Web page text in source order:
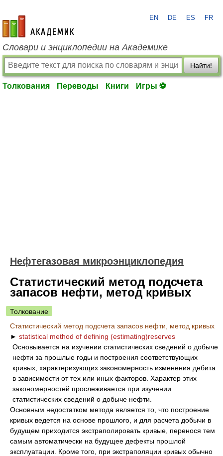
academic.ru
EN DE ES FR
Словари и энциклопедии на Академике
Найти!
Толкования Переводы Книги Игры ⚽
Нефтегазовая микроэнциклопедия
Статистический метод подсчета
запасов нефти, метод кривых
Толкование
Статистический метод подсчета запасов нефти, метод кривых
► statistical method of defining (estimating)reserves
Основывается на изучении статистических сведений о добыче
нефти за прошлые годы и построения соответствующих
кривых, характеризующих закономерность изменения дебита
в зависимости от тех или иных факторов. Характер этих
закономерностей прослеживается при изучении
статистических сведений о добыче нефти.
Основным недостатком метода является то, что построение
кривых ведется на основе прошлого, и для расчета добычи в
будущем приходится экстраполировать кривые, перенося тем
самым автоматически на будущее дефекты прошлой
эксплуатации. Кроме того, при экстраполяции кривых обычно